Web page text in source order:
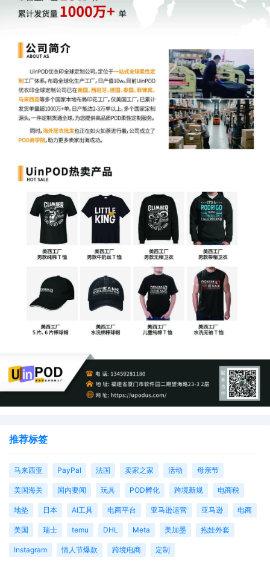
推荐标签
马来西亚 PayPal 法国 卖家之家 活动 母亲节
美国海关 国内要闻 玩具 POD孵化 跨境新规 电商税
地垫 日本 AI工具 电商平台 亚马逊运营 亚马逊 电商
美国 瑞士 temu DHL Meta 美加墨 抱娃外套
Instagram 情人节爆款 跨境电商 定制